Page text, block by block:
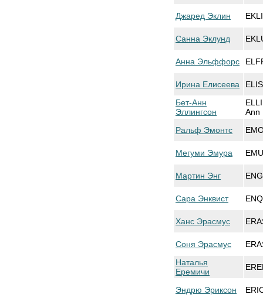
Джаред Эклин
Санна Эклунд
Анна Эльффорс
Ирина Елисеева
Бет-Анн
Эллингсон
Ann
Ральф Эмонтс
Мегуми Эмура
Мартин Энг
Сара Энквист
Ханс Эрасмус
Соня Эрасмус
Наталья
Еремичи
Эндрю Эриксон